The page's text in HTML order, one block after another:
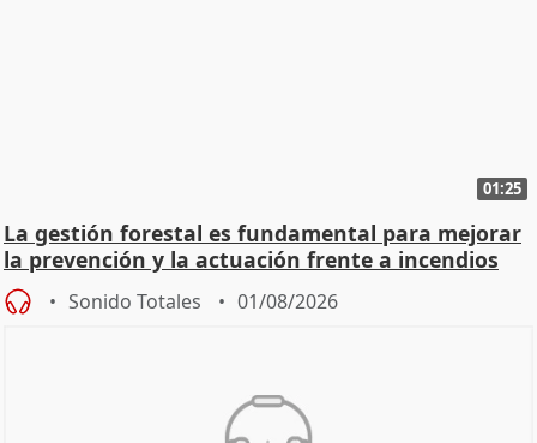
01:25
La gestión forestal es fundamental para mejorar
la prevención y la actuación frente a incendios
Sonido Totales 01/08/2026